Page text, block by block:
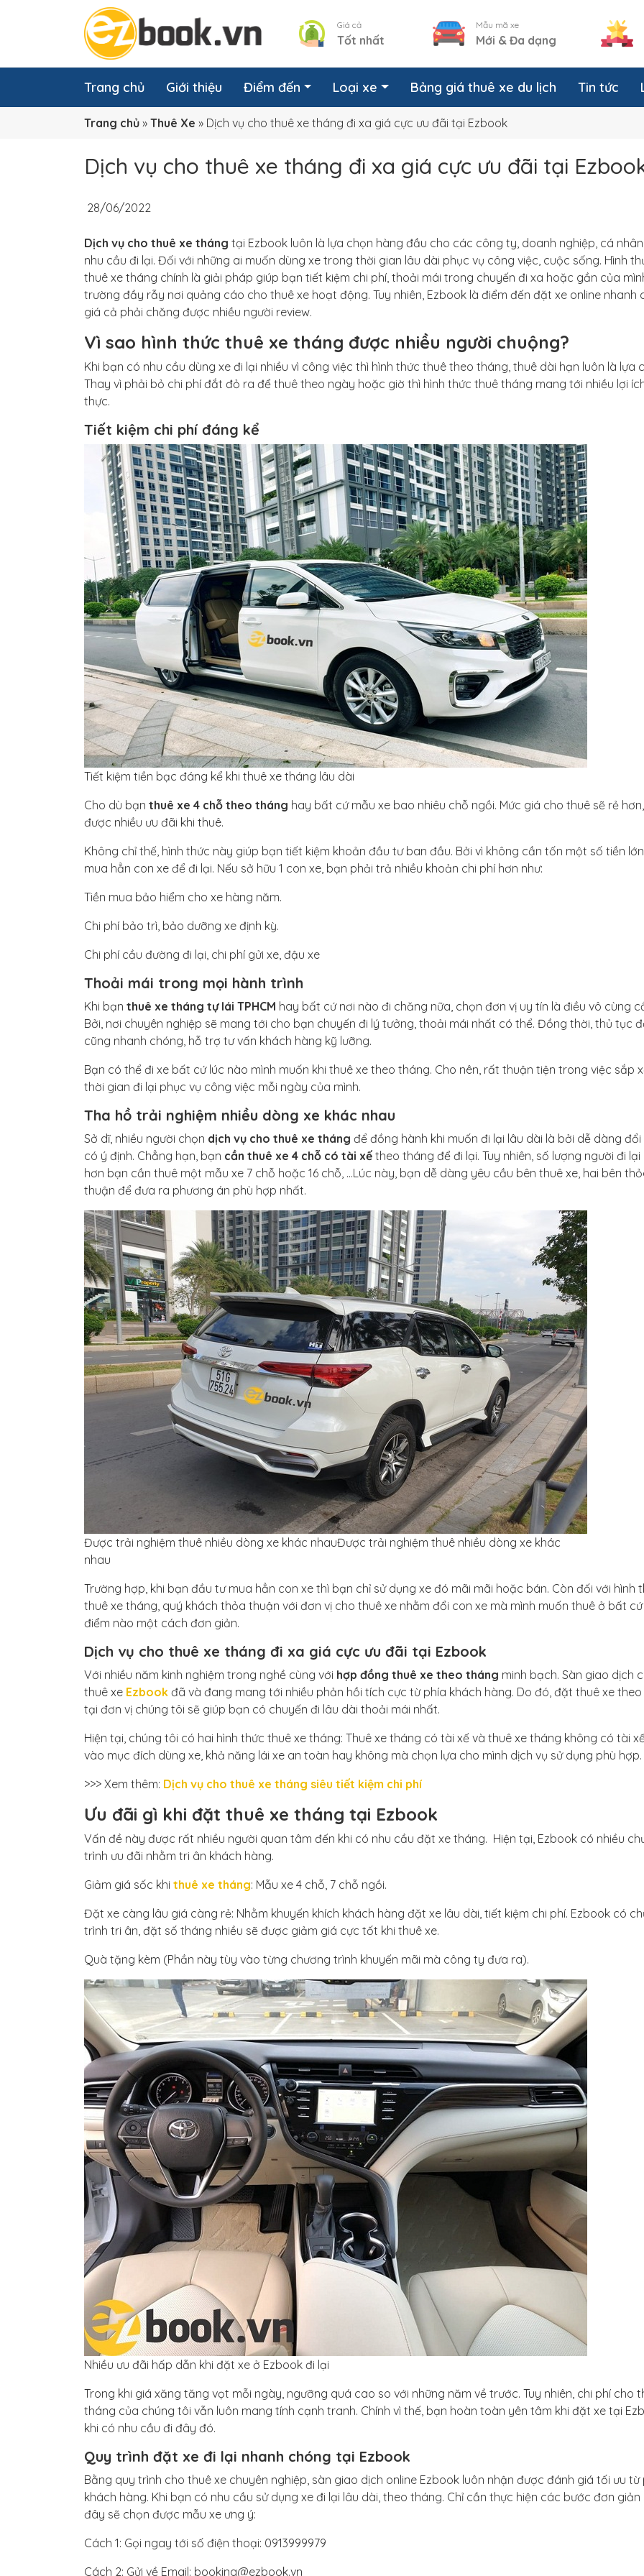
Giá cả
Tốt nhất
Mẫu mã xe
Mới & Đa dạng
Trang chủ Giới thiệu Điểm đến Loại xe Bảng giá thuê xe du lịch Tin tức
Trang chủ » Thuê Xe » Dịch vụ cho thuê xe tháng đi xa giá cực ưu đãi tại Ezbook
Dịch vụ cho thuê xe tháng đi xa giá cực ưu đãi tại
28/06/2022
Dịch vụ cho thuê xe tháng tại Ezbook luôn là lựa chọn hàng đầu cho các công ty, doanh nghiệp, cá
nhu cầu đi lại. Đối với những ai muốn dùng xe trong thời gian lâu dài phục vụ công việc, cuộc sống. Hình
thuê xe tháng chính là giải pháp giúp bạn tiết kiệm chi phí, thoải mái trong chuyến đi xa hoặc gần của
trường đầy rẫy nơi quảng cáo cho thuê xe hoạt động. Tuy nhiên, Ezbook là điểm đến đặt xe online nhanh
giá cả phải chăng được nhiều người review.
Vì sao hình thức thuê xe tháng được nhiều người chuộng?
Khi bạn có nhu cầu dùng xe đi lại nhiều vì công việc thì hình thức thuê theo tháng, thuê dài hạn luôn là lựa
Thay vì phải bỏ chi phí đắt đỏ ra để thuê theo ngày hoặc giờ thì hình thức thuê tháng mang tới nhiều lợi
thực.
Tiết kiệm chi phí đáng kể
Tiết kiệm tiền bạc đáng kể khi thuê xe tháng lâu dài
Cho dù bạn thuê xe 4 chỗ theo tháng hay bất cứ mẫu xe bao nhiêu chỗ ngồi. Mức giá cho thuê sẽ rẻ
được nhiều ưu đãi khi thuê.
Không chỉ thế, hình thức này giúp bạn tiết kiệm khoản đầu tư ban đầu. Bởi vì không cần tốn một số tiền
mua hẳn con xe để đi lại. Nếu sở hữu 1 con xe, bạn phải trả nhiều khoản chi phí hơn như:
Tiền mua bảo hiểm cho xe hàng năm.
Chi phí bảo trì, bảo dưỡng xe định kỳ.
Chi phí cầu đường đi lại, chi phí gửi xe, đậu xe
Thoải mái trong mọi hành trình
Khi bạn thuê xe tháng tự lái TPHCM hay bất cứ nơi nào đi chăng nữa, chọn đơn vị uy tín là điều vô cùng
Bởi, nơi chuyên nghiệp sẽ mang tới cho bạn chuyến đi lý tưởng, thoải mái nhất có thể. Đồng thời, thủ tục
cũng nhanh chóng, hỗ trợ tư vấn khách hàng kỹ lưỡng.
Bạn có thể đi xe bất cứ lúc nào mình muốn khi thuê xe theo tháng. Cho nên, rất thuận tiện trong việc sắp
thời gian đi lại phục vụ công việc mỗi ngày của mình.
Tha hồ trải nghiệm nhiều dòng xe khác nhau
Sở dĩ, nhiều người chọn dịch vụ cho thuê xe tháng để đồng hành khi muốn đi lại lâu dài là bởi dễ dàng đổi
có ý định. Chẳng hạn, bạn cần thuê xe 4 chỗ có tài xế theo tháng để đi lại. Tuy nhiên, số lượng người đi lại
hơn bạn cần thuê một mẫu xe 7 chỗ hoặc 16 chỗ, …Lúc này, bạn dễ dàng yêu cầu bên thuê xe, hai bên
thuận để đưa ra phương án phù hợp nhất.
Được trải nghiệm thuê nhiều dòng xe khác nhauĐược trải nghiệm thuê nhiều dòng xe khác
nhau
Trường hợp, khi bạn đầu tư mua hẳn con xe thì bạn chỉ sử dụng xe đó mãi mãi hoặc bán. Còn đối với hình
thuê xe tháng, quý khách thỏa thuận với đơn vị cho thuê xe nhằm đổi con xe mà mình muốn thuê ở bất
điểm nào một cách đơn giản.
Dịch vụ cho thuê xe tháng đi xa giá cực ưu đãi tại Ezbook
Với nhiều năm kinh nghiệm trong nghề cùng với hợp đồng thuê xe theo tháng minh bạch. Sàn giao dịch
thuê xe Ezbook đã và đang mang tới nhiều phản hồi tích cực từ phía khách hàng. Do đó, đặt thuê xe
tại đơn vị chúng tôi sẽ giúp bạn có chuyến đi lâu dài thoải mái nhất.
Hiện tại, chúng tôi có hai hình thức thuê xe tháng: Thuê xe tháng có tài xế và thuê xe tháng không có tài
vào mục đích dùng xe, khả năng lái xe an toàn hay không mà chọn lựa cho mình dịch vụ sử dụng phù hợp.
>>> Xem thêm: Dịch vụ cho thuê xe tháng siêu tiết kiệm chi phí
Ưu đãi gì khi đặt thuê xe tháng tại Ezbook
Vấn đề này được rất nhiều người quan tâm đến khi có nhu cầu đặt xe tháng. Hiện tại, Ezbook có nhiều
trình ưu đãi nhằm tri ân khách hàng.
Giảm giá sốc khi thuê xe tháng: Mẫu xe 4 chỗ, 7 chỗ ngồi.
Đặt xe càng lâu giá càng rẻ: Nhằm khuyến khích khách hàng đặt xe lâu dài, tiết kiệm chi phí. Ezbook có
trình tri ân, đặt số tháng nhiều sẽ được giảm giá cực tốt khi thuê xe.
Quà tặng kèm (Phần này tùy vào từng chương trình khuyến mãi mà công ty đưa ra).
Nhiều ưu đãi hấp dẫn khi đặt xe ở Ezbook đi lại
Trong khi giá xăng tăng vọt mỗi ngày, ngưỡng quá cao so với những năm về trước. Tuy nhiên, chi phí cho
tháng của chúng tôi vẫn luôn mang tính cạnh tranh. Chính vì thế, bạn hoàn toàn yên tâm khi đặt xe tại
khi có nhu cầu đi đây đó.
Quy trình đặt xe đi lại nhanh chóng tại Ezbook
Bằng quy trình cho thuê xe chuyên nghiệp, sàn giao dịch online Ezbook luôn nhận được đánh giá tối ưu từ
khách hàng. Khi bạn có nhu cầu sử dụng xe đi lại lâu dài, theo tháng. Chỉ cần thực hiện các bước đơn giản
đây sẽ chọn được mẫu xe ưng ý:
Cách 1: Gọi ngay tới số điện thoại: 0913999979
Cách 2: Gửi về Email: booking@ezbook.vn